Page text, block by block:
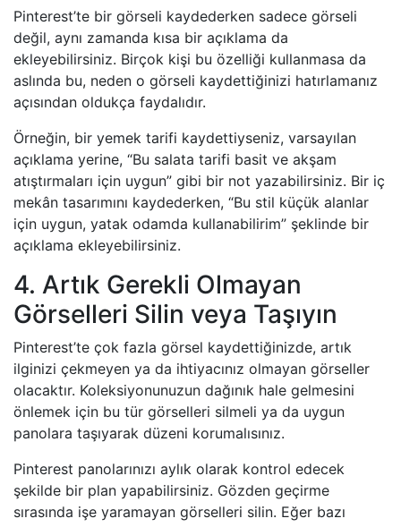
Pinterest’te bir görseli kaydederken sadece görseli
değil, aynı zamanda kısa bir açıklama da
ekleyebilirsiniz. Birçok kişi bu özelliği kullanmasa da
aslında bu, neden o görseli kaydettiğinizi hatırlamanız
açısından oldukça faydalıdır.
Örneğin, bir yemek tarifi kaydettiyseniz, varsayılan
açıklama yerine, “Bu salata tarifi basit ve akşam
atıştırmaları için uygun” gibi bir not yazabilirsiniz. Bir iç
mekân tasarımını kaydederken, “Bu stil küçük alanlar
için uygun, yatak odamda kullanabilirim” şeklinde bir
açıklama ekleyebilirsiniz.
4. Artık Gerekli Olmayan
Görselleri Silin veya Taşıyın
Pinterest’te çok fazla görsel kaydettiğinizde, artık
ilginizi çekmeyen ya da ihtiyacınız olmayan görseller
olacaktır. Koleksiyonunuzun dağınık hale gelmesini
önlemek için bu tür görselleri silmeli ya da uygun
panolara taşıyarak düzeni korumalısınız.
Pinterest panolarınızı aylık olarak kontrol edecek
şekilde bir plan yapabilirsiniz. Gözden geçirme
sırasında işe yaramayan görselleri silin. Eğer bazı